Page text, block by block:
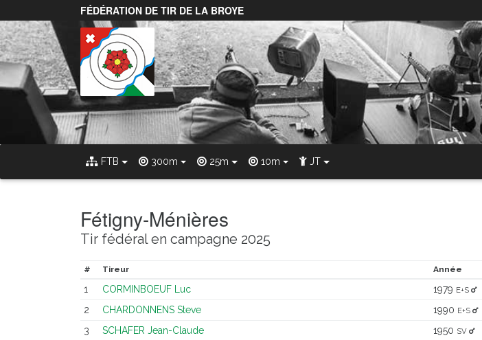
FÉDÉRATION DE TIR DE LA BROYE
FTB 300m 25m 10m JT
Fétigny-Ménières
Tir fédéral en campagne 2025
# Tireur Année
1 CORMINBOEUF Luc 1979 E+S
2
CHARDONNENS Steve 1990 E+S
3
SCHAFER Jean-Claude 1950 SV